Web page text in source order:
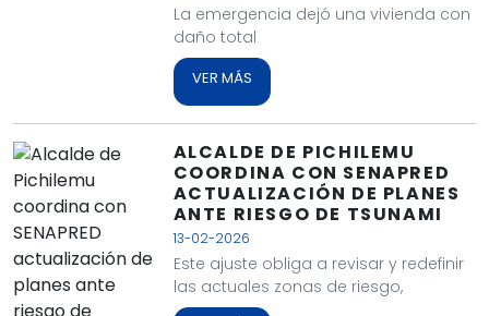
La emergencia dejó una vivienda con
daño total
VER MÁS
ALCALDE DE PICHILEMU
COORDINA CON SENAPRED
ACTUALIZACIÓN DE PLANES
ANTE RIESGO DE TSUNAMI
13-02-2026
Este ajuste obliga a revisar y redefinir
las actuales zonas de riesgo,